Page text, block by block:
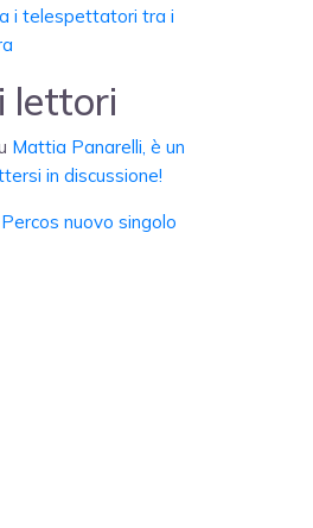
i telespettatori tra i
lettori
Mattia Panarelli, è un
in discussione!
nuovo singolo